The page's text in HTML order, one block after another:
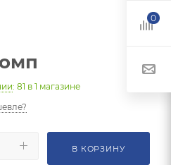
: 81 в 1 магазине
В КОРЗИНУ
0